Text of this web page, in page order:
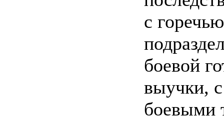
с
боевой
выучки,
боевыми